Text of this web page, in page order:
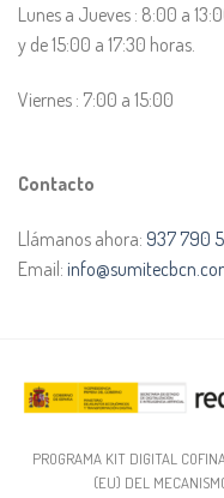
Lunes a Jueves : 8:00 a
y de 15:00 a 17:30 horas.
Viernes : 7:00 a 15:00
Contacto
Llámanos ahora: 937 790
Email:
PROGRAMA KIT DIGITAL
(EU) DEL